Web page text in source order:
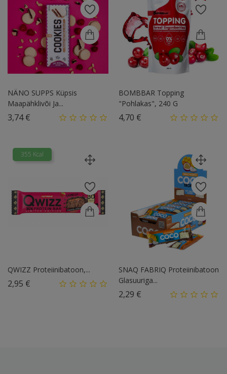
NÄNO SUPPS Küpsis
Maapähklivõi Ja...
3,74 €
BOMBBAR Topping
"Pohlakas", 240 G
4,70 €
355 Kcal
QWIZZ Proteiinibatoon,...
2,95 €
SNAQ FABRIQ Proteiinibatoon
Glasuuriga...
2,29 €